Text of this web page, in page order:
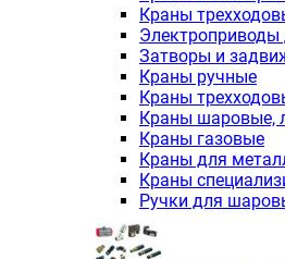
Краны
Электроприводы
Затворы и
Краны ручные
Краны
Краны шаровые,
Краны газовые
Краны для
Краны
Ручки для